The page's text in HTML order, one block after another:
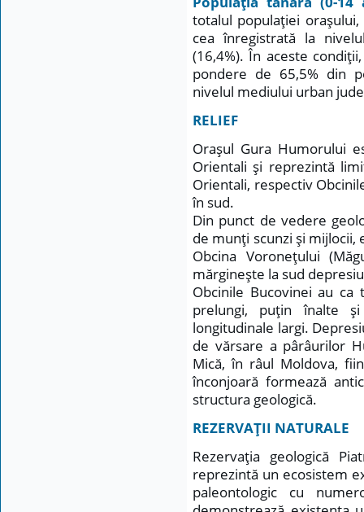
totalul populaţiei
cea înregistrată la
(16,4%). În aceste
pondere de 65,5% din
nivelul mediului urban
RELIEF
Oraşul Gura Humorului
Orientali şi reprezintă
Orientali, respectiv
în sud.
Din punct de vedere
de munţi scunzi şi mijlocii,
Obcina Voroneţului
mărgineşte la sud
Obcinile Bucovinei au ca
prelungi, puţin înalte
longitudinale largi.
de vărsare a pârâurilor
Mică, în râul Moldova,
înconjoară formează
structura geologică.
REZERVAŢII NATURALE
Rezervaţia geologică
reprezintă un ecosistem
paleontologic cu